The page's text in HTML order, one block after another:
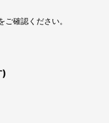
ご確認ください。
)